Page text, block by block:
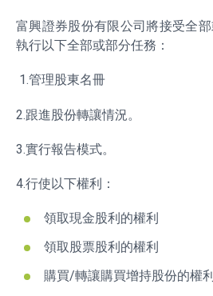
富興證券股份有限公司將接受全
執行以下全部或部分任務：
1.管理股東名冊
2.跟進股份轉讓情況。
3.實行報告模式。
4.行使以下權利：
領取現金股利的權利
領取股票股利的權利
購買/轉讓購買增持股份的權